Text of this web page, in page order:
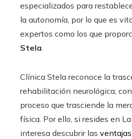
especializados para
la autonomía, por lo que es
expertos como los que
Stela.
Clínica Stela reconoce la
rehabilitación neurológica,
proceso que trasciende la
física. Por ello, si resides en
interesa descubrir las